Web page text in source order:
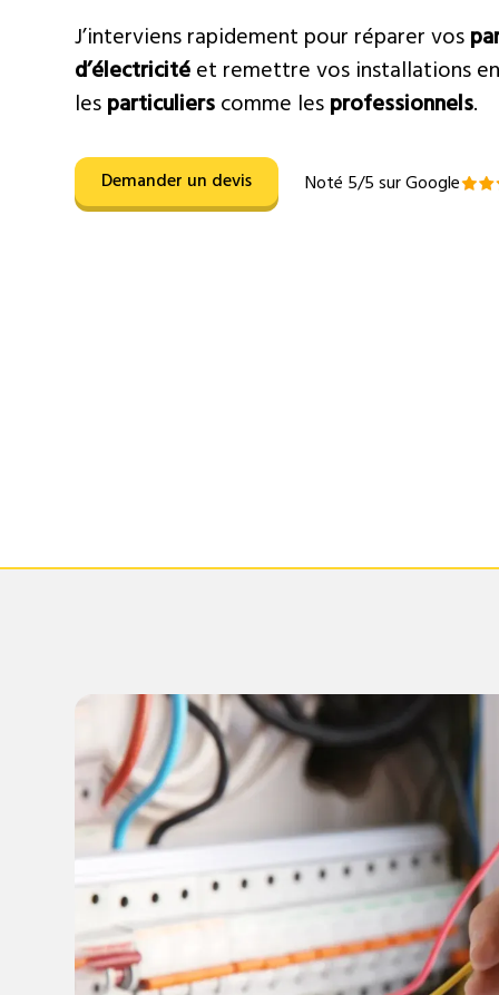
J’interviens rapidement pour réparer vos
d’électricitéet remettre vos installations
lesparticulierscomme lesprofessionnels.
Demander un devis Noté 5/5 sur Google